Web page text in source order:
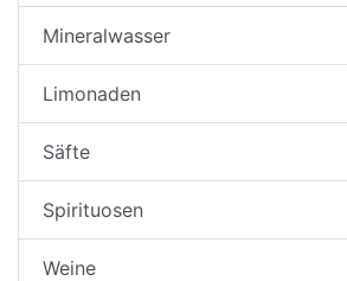
Mineralwasser
Limonaden
Säfte
Spirituosen
Weine